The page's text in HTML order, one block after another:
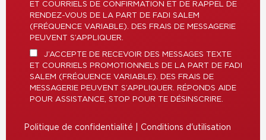
ET COURRIELS DE CONFIRMATION ET DE RAPPEL DE
RENDEZ-VOUS DE LA PART DE FADI SALEM
(FRÉQUENCE VARIABLE). DES FRAIS DE MESSAGERIE
PEUVENT S’APPLIQUER.
J’ACCEPTE DE RECEVOIR DES MESSAGES TEXTE
ET COURRIELS PROMOTIONNELS DE LA PART DE FADI
SALEM (FRÉQUENCE VARIABLE). DES FRAIS DE
MESSAGERIE PEUVENT S’APPLIQUER. RÉPONDS AIDE
POUR ASSISTANCE, STOP POUR TE DÉSINSCRIRE.
Politique de confidentialité Conditions d'utilisation